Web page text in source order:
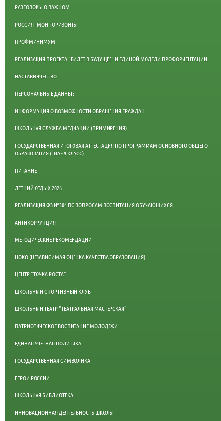
РАЗГОВОРЫ О ВАЖНОМ
РОССИЯ - МОИ ГОРИЗОНТЫ
ПРОФМИНИМУМ
РЕАЛИЗАЦИЯ ПРОЕКТА "БИЛЕТ В БУДУЩЕЕ" И ЕДИНОЙ МОДЕЛИ ПРОФОРИЕНТАЦИИ
НАСТАВНИЧЕСТВО
ПЕРСОНАЛЬНЫЕ ДАННЫЕ
ИНФОРМАЦИЯ О ВОЗМОЖНОСТИ ОБРАЩЕНИЯ ГРАЖДАН
ШКОЛЬНАЯ СЛУЖБА МЕДИАЦИИ (ПРИМИРЕНИЯ)
ГОСУДАРСТВЕННАЯ ИТОГОВАЯ АТТЕСТАЦИЯ ПО ПРОГРАММАМ ОСНОВНОГО ОБЩЕГО
ОБРАЗОВАНИЯ (ГИА - 9 КЛАСС)
ПИТАНИЕ
ЛЕТНИЙ ОТДЫХ 2026
РЕАЛИЗАЦИЯ ФЗ №304 ПО ВОПРОСАМ ВОСПИТАНИЯ ОБУЧАЮЩИХСЯ
АНТИКОРРУПЦИЯ
МЕТОДИЧЕСКИЕ РЕКОМЕНДАЦИИ
НОКО (НЕЗАВИСИМАЯ ОЦЕНКА КАЧЕСТВА ОБРАЗОВАНИЯ)
ЦЕНТР "ТОЧКА РОСТА"
ШКОЛЬНЫЙ СПОРТИВНЫЙ КЛУБ
ШКОЛЬНЫЙ ТЕАТР "ТЕАТРАЛЬНАЯ МАСТЕРСКАЯ"
ПАТРИОТИЧЕСКОЕ ВОСПИТАНИЕ МОЛОДЕЖИ
ЕДИНАЯ УЧЕТНАЯ ПОЛИТИКА
ГОСУДАРСТВЕННАЯ СИМВОЛИКА
ГЕРОИ РОССИИ
ШКОЛЬНАЯ БИБЛИОТЕКА
ИННОВАЦИОННАЯ ДЕЯТЕЛЬНОСТЬ ШКОЛЫ